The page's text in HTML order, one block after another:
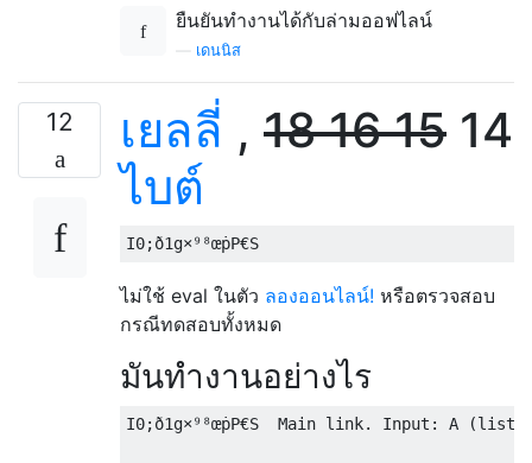
ยืนยันทำงานได้กับล่ามออฟไลน์
เดนนิส
12 เยลลี่ , 181615 14
ไบต์
ไม่ใช้ eval ในตัว ลองออนไลน์! หรือตรวจสอบ
กรณีทดสอบทั้งหมด
มันทำงานอย่างไร
I0;ð1g×⁹⁸œṗP€S  Main link. Input: A (list)